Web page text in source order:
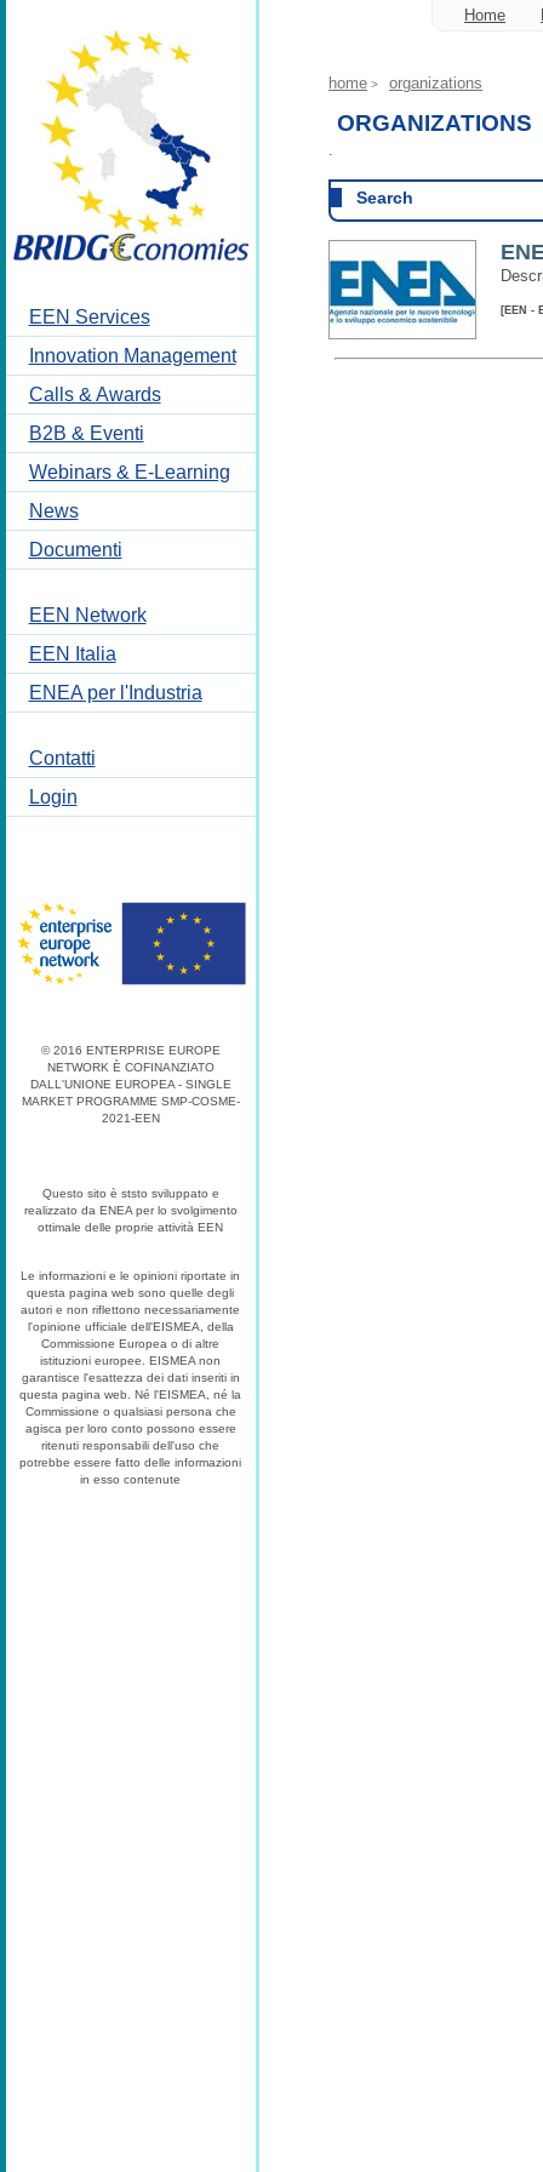
EEN Services
Innovation Management
Calls & Awards
B2B & Eventi
Webinars & E-Learning
News
Documenti
EEN Network
EEN Italia
ENEA per l'Industria
Contatti
Login
© 2016 ENTERPRISE EUROPE
NETWORK È COFINANZIATO
DALL'UNIONE EUROPEA - SINGLE
MARKET PROGRAMME SMP-COSME-
2021-EEN
Questo sito è ststo sviluppato e
realizzato da ENEA per lo svolgimento
ottimale delle proprie attività EEN
Le informazioni e le opinioni riportate in
questa pagina web sono quelle degli
autori e non riflettono necessariamente
l'opinione ufficiale dell'EISMEA, della
Commissione Europea o di altre
istituzioni europee. EISMEA non
garantisce l'esattezza dei dati inseriti in
questa pagina web. Né l'EISMEA, né la
Commissione o qualsiasi persona che
agisca per loro conto possono essere
ritenuti responsabili dell'uso che
potrebbe essere fatto delle informazioni
in esso contenute
Home
home> organizations
ORGANIZATIONS
Search
[EEN -